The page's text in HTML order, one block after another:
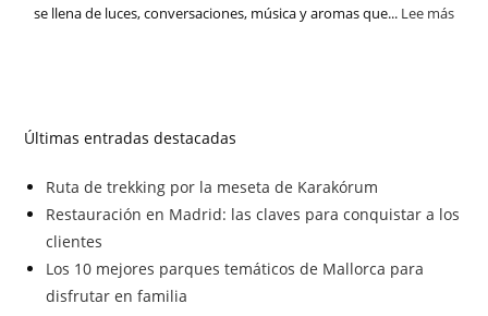
se llena de luces, conversaciones, música y aromas que... Lee más
Últimas entradas destacadas
Ruta de trekking por la meseta de Karakórum
Restauración en Madrid: las claves para conquistar a los
clientes
Los 10 mejores parques temáticos de Mallorca para
disfrutar en familia